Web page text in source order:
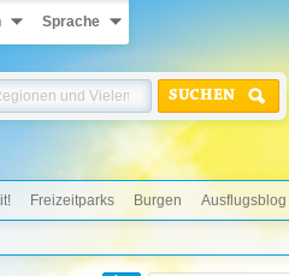
Sprache
SUCHEN
Freizeitparks Burgen Ausflugsblog